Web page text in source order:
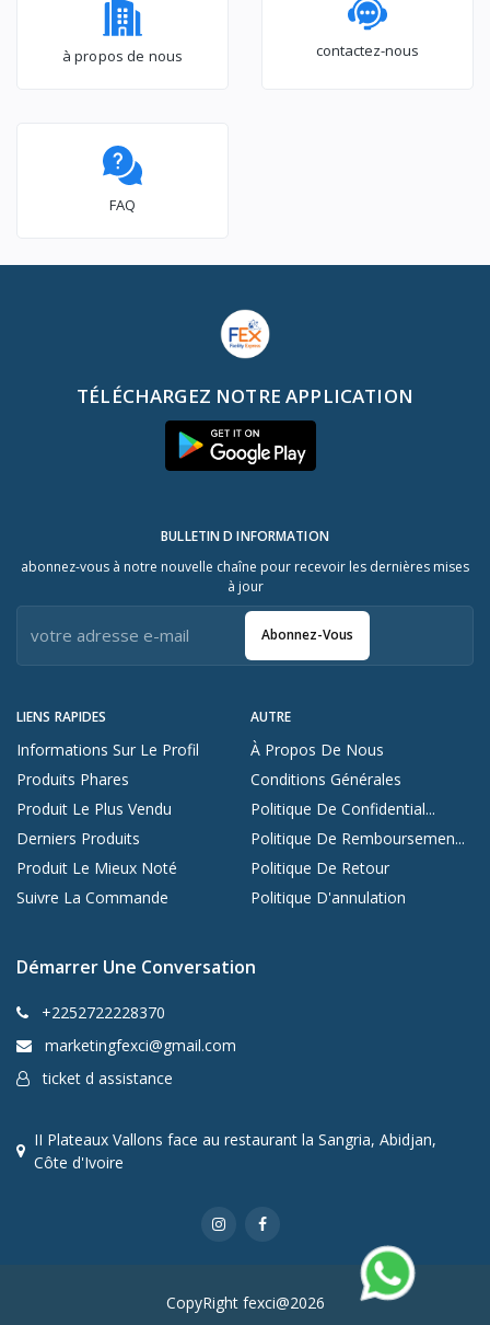
à propos de nous contactez-nous
FAQ
TÉLÉCHARGEZ NOTRE APPLICATION
LIENS RAPIDES
Informations Sur Le Profil
Produits Phares
Produit Le Plus Vendu
Derniers Produits
Produit Le Mieux Noté
Suivre La Commande
AUTRE
À Propos De Nous
Conditions Générales
Politique De Confidential...
Politique De Remboursemen...
Politique De Retour
Politique D'annulation
BULLETIN D INFORMATION
abonnez-vous à notre nouvelle chaîne pour recevoir les dernières mises
à jour
Abonnez-Vous
Démarrer Une Conversation
+2252722228370
marketingfexci@gmail.com
ticket d assistance
II Plateaux Vallons face au restaurant la Sangria, Abidjan,
Côte d'Ivoire
CopyRight fexci@2026